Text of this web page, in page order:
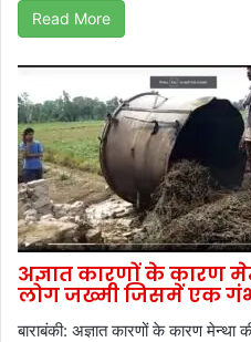
Read More
अज्ञात कारणों के कारण
लोग जख्मी जिसमें एक
बाराबंकी: अज्ञात कारणों के कारण